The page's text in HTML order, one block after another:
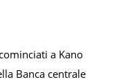
a Kano
Banca centrale